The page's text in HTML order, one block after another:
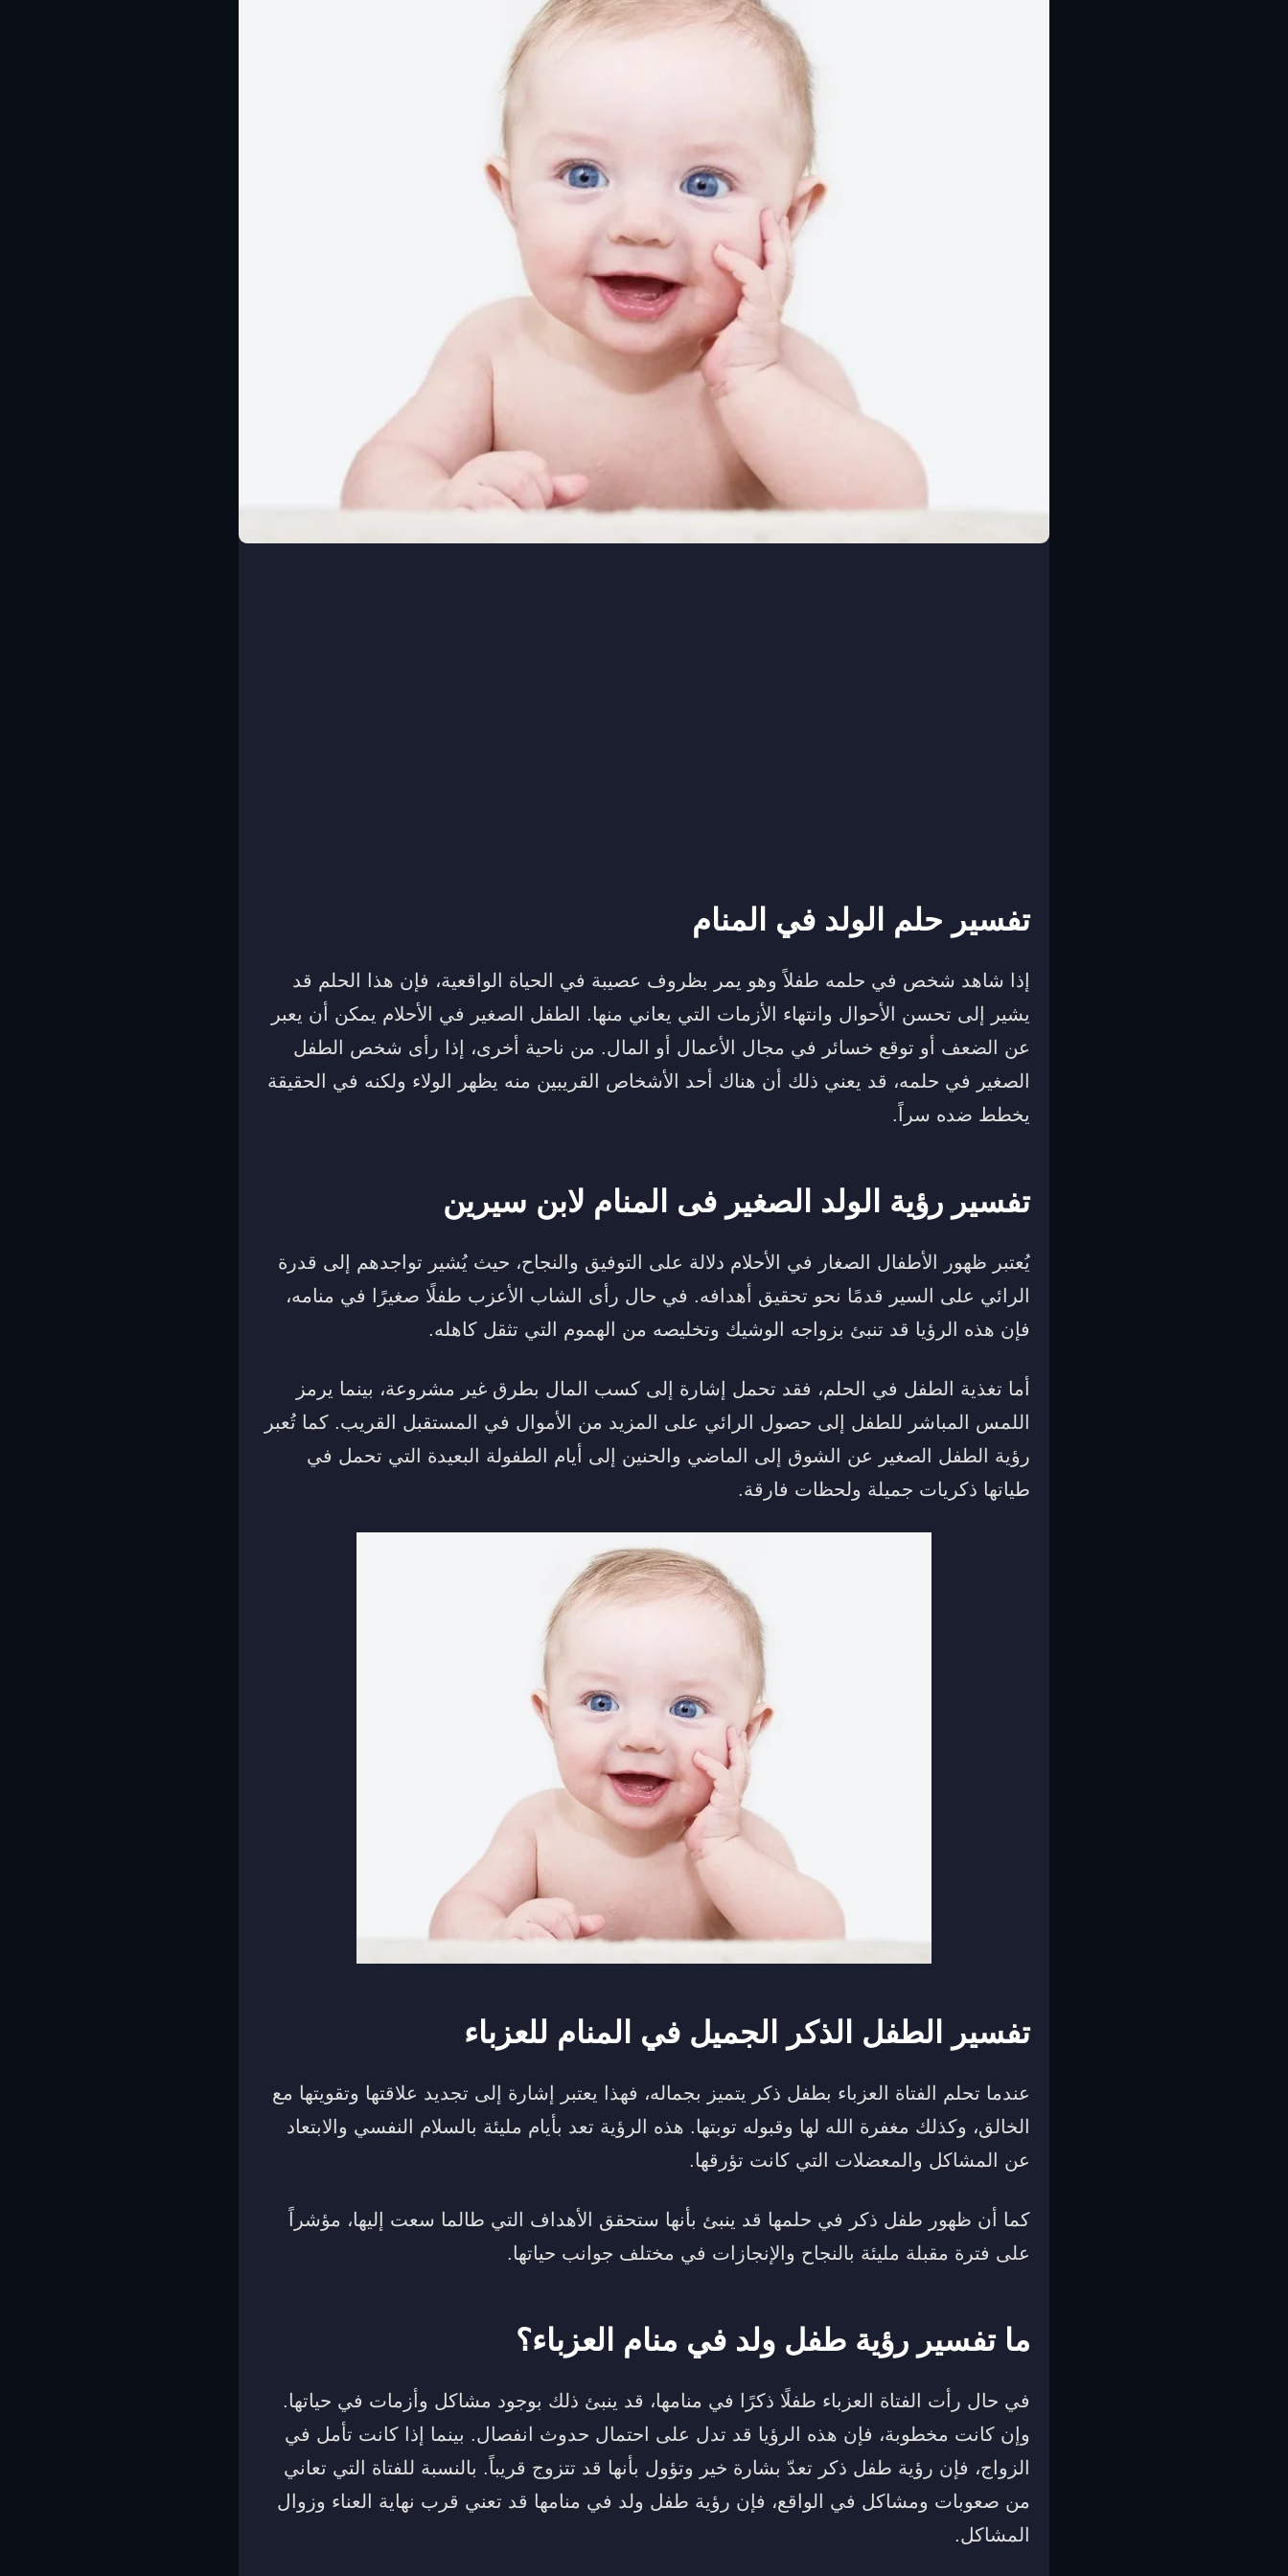
تفسير حلم الولد في المنام
إذا شاهد شخص في حلمه طفلاً وهو يمر بظروف عصيبة في الحياة الواقعية، فإن هذا الحلم قد
يشير إلى تحسن الأحوال وانتهاء الأزمات التي يعاني منها. الطفل الصغير في الأحلام يمكن أن يعبر
عن الضعف أو توقع خسائر في مجال الأعمال أو المال. من ناحية أخرى، إذا رأى شخص الطفل
الصغير في حلمه، قد يعني ذلك أن هناك أحد الأشخاص القريبين منه يظهر الولاء ولكنه في الحقيقة
يخطط ضده سراً.
تفسير رؤية الولد الصغير فى المنام لابن سيرين
يُعتبر ظهور الأطفال الصغار في الأحلام دلالة على التوفيق والنجاح، حيث يُشير تواجدهم إلى قدرة
الرائي على السير قدمًا نحو تحقيق أهدافه. في حال رأى الشاب الأعزب طفلًا صغيرًا في منامه،
فإن هذه الرؤيا قد تنبئ بزواجه الوشيك وتخليصه من الهموم التي تثقل كاهله.
أما تغذية الطفل في الحلم، فقد تحمل إشارة إلى كسب المال بطرق غير مشروعة، بينما يرمز
اللمس المباشر للطفل إلى حصول الرائي على المزيد من الأموال في المستقبل القريب. كما تُعبر
رؤية الطفل الصغير عن الشوق إلى الماضي والحنين إلى أيام الطفولة البعيدة التي تحمل في
طياتها ذكريات جميلة ولحظات فارقة.
تفسير الطفل الذكر الجميل في المنام للعزباء
عندما تحلم الفتاة العزباء بطفل ذكر يتميز بجماله، فهذا يعتبر إشارة إلى تجديد علاقتها وتقويتها مع
الخالق، وكذلك مغفرة الله لها وقبوله توبتها. هذه الرؤية تعد بأيام مليئة بالسلام النفسي والابتعاد
عن المشاكل والمعضلات التي كانت تؤرقها.
كما أن ظهور طفل ذكر في حلمها قد ينبئ بأنها ستحقق الأهداف التي طالما سعت إليها، مؤشراً
على فترة مقبلة مليئة بالنجاح والإنجازات في مختلف جوانب حياتها.
ما تفسير رؤية طفل ولد في منام العزباء؟
في حال رأت الفتاة العزباء طفلًا ذكرًا في منامها، قد ينبئ ذلك بوجود مشاكل وأزمات في حياتها.
وإن كانت مخطوبة، فإن هذه الرؤيا قد تدل على احتمال حدوث انفصال. بينما إذا كانت تأمل في
الزواج، فإن رؤية طفل ذكر تعدّ بشارة خير وتؤول بأنها قد تتزوج قريباً. بالنسبة للفتاة التي تعاني
من صعوبات ومشاكل في الواقع، فإن رؤية طفل ولد في منامها قد تعني قرب نهاية العناء وزوال
المشاكل.